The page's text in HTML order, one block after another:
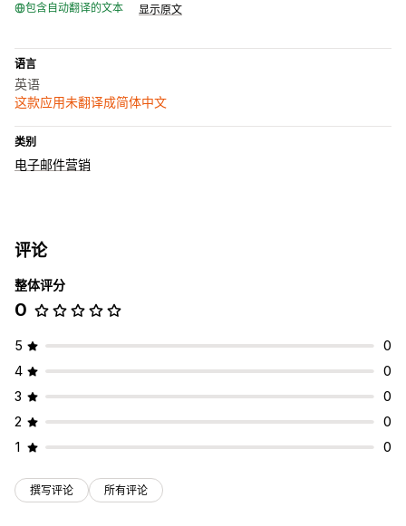
包含自动翻译的文本 显示原文
语言
英语
这款应用未翻译成简体中文
类别
电子邮件营销
评论
整体评分
0
5
0
4
0
3
0
2
0
1
0
撰写评论 所有评论